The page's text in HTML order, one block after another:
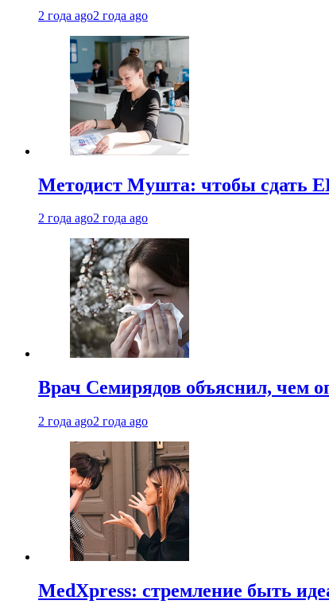
2 года ago2 года ago
Методист Мушта: чтобы сдать
2 года ago2 года ago
Врач Семирядов объяснил, чем
2 года ago2 года ago
MedXpress: стремление быть